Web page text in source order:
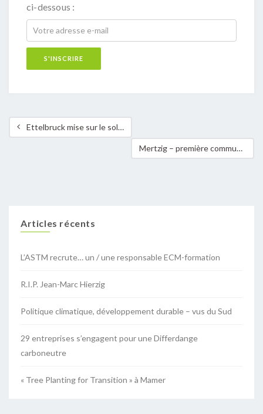
ci-dessous :
Ettelbruck mise sur le solaire!
Mertzig – première commune luxembourgeoise certifiée « dotée d’une économie pour le bien commun (GWÖ/Gemeinwohlokonomie)»
Articles récents
L’ASTM recrute… un / une responsable ECM-formation
R.I.P. Jean-Marc Hierzig
Politique climatique, développement durable – vus du Sud
29 entreprises s’engagent pour une Differdange
carboneutre
« Tree Planting for Transition » à Mamer